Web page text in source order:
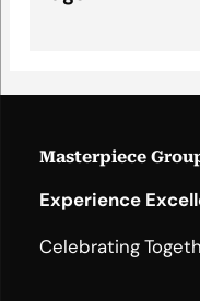
Masterpiece
Experience
Celebrating